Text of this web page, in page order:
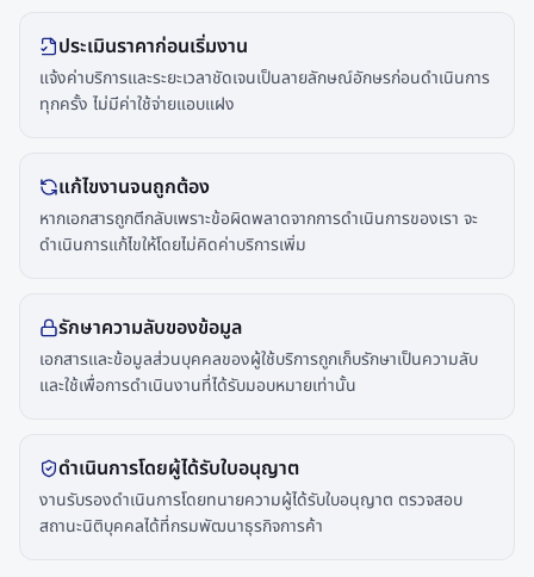
ประเมินราคาก่อนเริ่มงาน
แจ้งค่าบริการและระยะเวลาชัดเจนเป็นลายลักษณ์อักษรก่อนดำเนินการ
ทุกครั้ง ไม่มีค่าใช้จ่ายแอบแฝง
แก้ไขงานจนถูกต้อง
หากเอกสารถูกตีกลับเพราะข้อผิดพลาดจากการดำเนินการของเรา จะ
ดำเนินการแก้ไขให้โดยไม่คิดค่าบริการเพิ่ม
รักษาความลับของข้อมูล
เอกสารและข้อมูลส่วนบุคคลของผู้ใช้บริการถูกเก็บรักษาเป็นความลับ
และใช้เพื่อการดำเนินงานที่ได้รับมอบหมายเท่านั้น
ดำเนินการโดยผู้ได้รับใบอนุญาต
งานรับรองดำเนินการโดยทนายความผู้ได้รับใบอนุญาต ตรวจสอบ
สถานะนิติบุคคลได้ที่กรมพัฒนาธุรกิจการค้า